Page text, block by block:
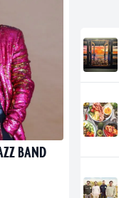
BAND